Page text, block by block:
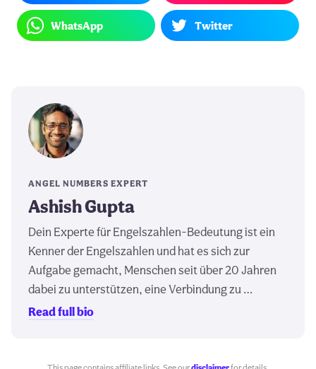
WhatsApp Twitter
ANGEL NUMBERS EXPERT
Ashish Gupta
Dein Experte für Engelszahlen-Bedeutung ist ein
Kenner der Engelszahlen und hat es sich zur
Aufgabe gemacht, Menschen seit über 20 Jahren
dabei zu unterstützen, eine Verbindung zu …
Read full bio